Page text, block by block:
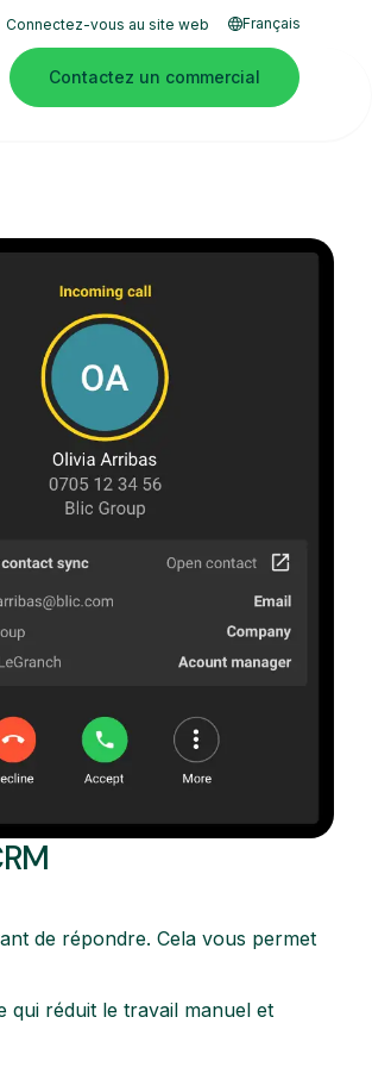
Connectez-vous au site web Français
Contactez un commercial
de répondre. Cela vous permet
qui réduit le travail manuel et